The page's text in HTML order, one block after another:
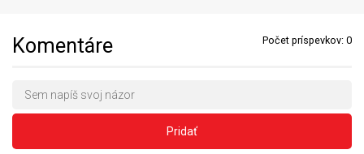
Komentáre Počet príspevkov: 0
Pridať